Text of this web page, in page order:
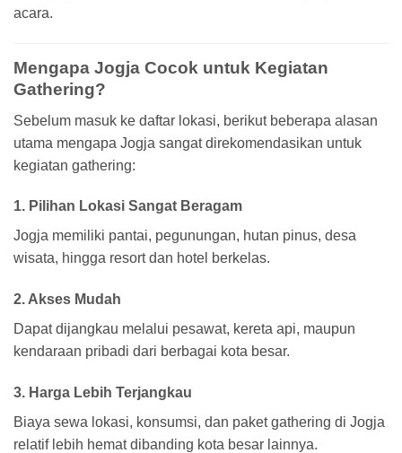
acara.
Mengapa Jogja Cocok untuk Kegiatan
Gathering?
Sebelum masuk ke daftar lokasi, berikut beberapa alasan
utama mengapa Jogja sangat direkomendasikan untuk
kegiatan gathering:
1. Pilihan Lokasi Sangat Beragam
Jogja memiliki pantai, pegunungan, hutan pinus, desa
wisata, hingga resort dan hotel berkelas.
2. Akses Mudah
Dapat dijangkau melalui pesawat, kereta api, maupun
kendaraan pribadi dari berbagai kota besar.
3. Harga Lebih Terjangkau
Biaya sewa lokasi, konsumsi, dan paket gathering di Jogja
relatif lebih hemat dibanding kota besar lainnya.